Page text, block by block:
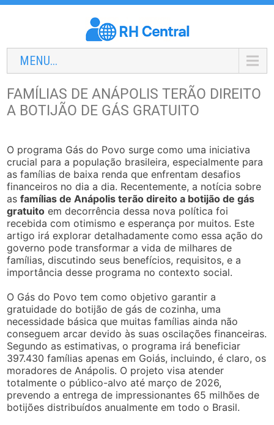
MENU...
FAMÍLIAS DE ANÁPOLIS TERÃO DIREITO
A BOTIJÃO DE GÁS GRATUITO
O programa Gás do Povo surge como uma iniciativa
crucial para a população brasileira, especialmente para
as famílias de baixa renda que enfrentam desafios
financeiros no dia a dia. Recentemente, a notícia sobre
asfamílias de Anápolis terão direito a botijão de gás
gratuito em decorrência dessa nova política foi
recebida com otimismo e esperança por muitos. Este
artigo irá explorar detalhadamente como essa ação do
governo pode transformar a vida de milhares de
famílias, discutindo seus benefícios, requisitos, e a
importância desse programa no contexto social.
O Gás do Povo tem como objetivo garantir a
gratuidade do botijão de gás de cozinha, uma
necessidade básica que muitas famílias ainda não
conseguem arcar devido às suas oscilações financeiras.
Segundo as estimativas, o programa irá beneficiar
397.430 famílias apenas em Goiás, incluindo, é claro, os
moradores de Anápolis. O projeto visa atender
totalmente o público-alvo até março de 2026,
prevendo a entrega de impressionantes 65 milhões de
botijões distribuídos anualmente em todo o Brasil.